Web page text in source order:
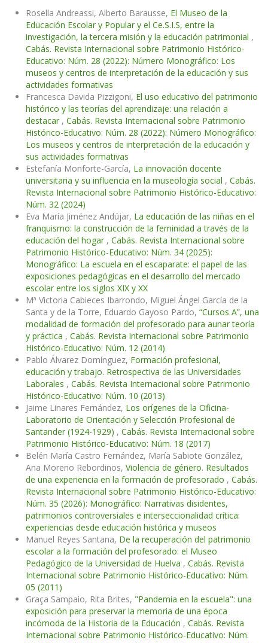
Rosella Andreassi, Alberto Barausse, El Museo de la
Educación Escolar y Popular y el Ce.S.I.S, entre la
investigación, la tercera misión y la educación patrimonial ,
Cabás. Revista Internacional sobre Patrimonio Histórico-
Educativo: Núm. 28 (2022): Número Monográfico: Los
museos y centros de interpretación de la educación y sus
actividades formativas
Francesca Davida Pizzigoni, El uso educativo del patrimonio
histórico y las teorías del aprendizaje: una relación a
destacar , Cabás. Revista Internacional sobre Patrimonio
Histórico-Educativo: Núm. 28 (2022): Número Monográfico:
Los museos y centros de interpretación de la educación y
sus actividades formativas
Estefanía Monforte-García, La innovación docente
universitaria y su influencia en la museología social , Cabás.
Revista Internacional sobre Patrimonio Histórico-Educativo:
Núm. 32 (2024)
Eva María Jiménez Andújar, La educación de las niñas en el
franquismo: la construcción de la feminidad a través de la
educación del hogar , Cabás. Revista Internacional sobre
Patrimonio Histórico-Educativo: Núm. 34 (2025):
Monográfico: La escuela en el escaparate: el papel de las
exposiciones pedagógicas en el desarrollo del mercado
escolar entre los siglos XIX y XX
Mª Victoria Cabieces Ibarrondo, Miguel Ángel García de la
Santa y de la Torre, Eduardo Gayoso Pardo, “Cursos A”, una
modalidad de formación del profesorado para aunar teoría
y práctica , Cabás. Revista Internacional sobre Patrimonio
Histórico-Educativo: Núm. 12 (2014)
Pablo Álvarez Domínguez, Formación profesional,
educación y trabajo. Retrospectiva de las Universidades
Laborales , Cabás. Revista Internacional sobre Patrimonio
Histórico-Educativo: Núm. 10 (2013)
Jaime Linares Fernández, Los orígenes de la Oficina-
Laboratorio de Orientación y Selección Profesional de
Santander (1924-1929) , Cabás. Revista Internacional sobre
Patrimonio Histórico-Educativo: Núm. 18 (2017)
Belén María Castro Fernández, María Sabiote González,
Ana Moreno Rebordinos, Violencia de género. Resultados
de una experiencia en la formación de profesorado , Cabás.
Revista Internacional sobre Patrimonio Histórico-Educativo:
Núm. 35 (2026): Monográfico: Narrativas disidentes,
patrimonios controversiales e interseccionalidad crítica:
experiencias desde educación histórica y museos
Manuel Reyes Santana, De la recuperación del patrimonio
escolar a la formación del profesorado: el Museo
Pedagógico de la Universidad de Huelva , Cabás. Revista
Internacional sobre Patrimonio Histórico-Educativo: Núm.
05 (2011)
Graça Sampaio, Rita Brites, "Pandemia en la escuela": una
exposición para preservar la memoria de una época
incómoda de la Historia de la Educación , Cabás. Revista
Internacional sobre Patrimonio Histórico-Educativo: Núm.